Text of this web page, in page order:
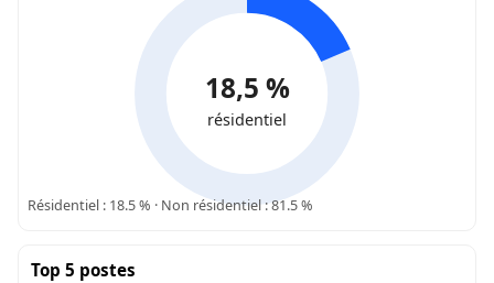
18,5 %
résidentiel
Résidentiel : 18.5 % · Non résidentiel : 81.5 %
Top 5 postes